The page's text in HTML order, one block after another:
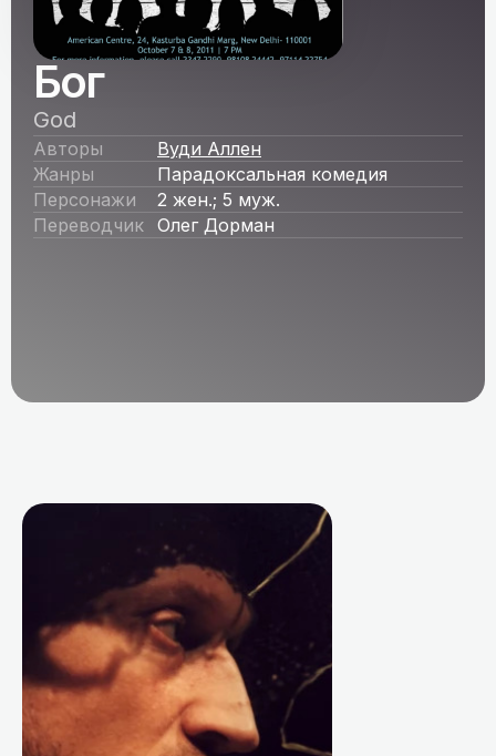
Бог
God
Авторы
Вуди Аллен
Жанры
Парадоксальная комедия
Персонажи
2 жен.; 5 муж.
Переводчик Олег Дорман